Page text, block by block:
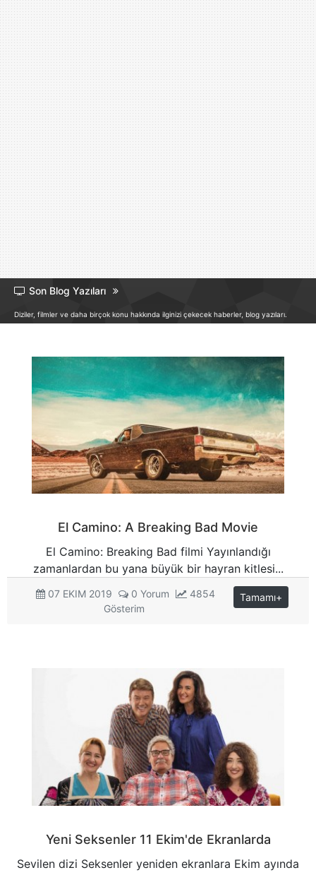
Son Blog Yazıları
Diziler, filmler ve daha birçok konu hakkında ilginizi çekecek haberler, blog yazıları.
El Camino: A Breaking Bad Movie
El Camino: Breaking Bad filmi Yayınlandığı
zamanlardan bu yana büyük bir hayran kitlesi...
07 EKIM 2019 0 Yorum
4854
Gösterim
Tamamı+
Yeni Seksenler 11 Ekim'de Ekranlarda
Sevilen dizi Seksenler yeniden ekranlara Ekim ayında